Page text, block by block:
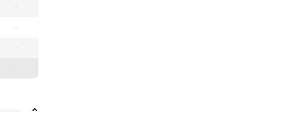
-
-
-
-